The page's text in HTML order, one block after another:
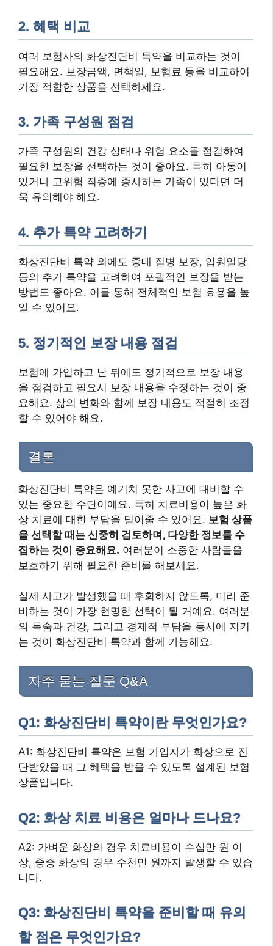
2. 혜택 비교
여러 보험사의 화상진단비 특약을 비교하는 것이
필요해요. 보장금액, 면책일, 보험료 등을 비교하여
가장 적합한 상품을 선택하세요.
3. 가족 구성원 점검
가족 구성원의 건강 상태나 위험 요소를 점검하여
필요한 보장을 선택하는 것이 좋아요. 특히 아동이
있거나 고위험 직종에 종사하는 가족이 있다면 더
욱 유의해야 해요.
4. 추가 특약 고려하기
화상진단비 특약 외에도 중대 질병 보장, 입원일당
등의 추가 특약을 고려하여 포괄적인 보장을 받는
방법도 좋아요. 이를 통해 전체적인 보험 효용을 높
일 수 있어요.
5. 정기적인 보장 내용 점검
보험에 가입하고 난 뒤에도 정기적으로 보장 내용
을 점검하고 필요시 보장 내용을 수정하는 것이 중
요해요. 삶의 변화와 함께 보장 내용도 적절히 조정
할 수 있어야 해요.
결론
화상진단비 특약은 예기치 못한 사고에 대비할 수
있는 중요한 수단이에요. 특히 치료비용이 높은 화
상 치료에 대한 부담을 덜어줄 수 있어요. 보험 상품
을 선택할 때는 신중히 검토하며, 다양한 정보를 수
집하는 것이 중요해요. 여러분이 소중한 사람들을
보호하기 위해 필요한 준비를 해보세요.
실제 사고가 발생했을 때 후회하지 않도록, 미리 준
비하는 것이 가장 현명한 선택이 될 거예요. 여러분
의 목숨과 건강, 그리고 경제적 부담을 동시에 지키
는 것이 화상진단비 특약과 함께 가능해요.
자주 묻는 질문 Q&A
Q1: 화상진단비 특약이란 무엇인가요?
A1: 화상진단비 특약은 보험 가입자가 화상으로 진
단받았을 때 그 혜택을 받을 수 있도록 설계된 보험
상품입니다.
Q2: 화상 치료 비용은 얼마나 드나요?
A2: 가벼운 화상의 경우 치료비용이 수십만 원 이
상, 중증 화상의 경우 수천만 원까지 발생할 수 있습
니다.
Q3: 화상진단비 특약을 준비할 때 유의
할 점은 무엇인가요?